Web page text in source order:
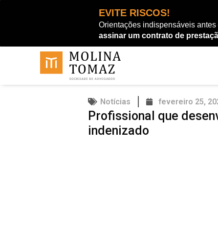
EVITE RISCOS!
Orientações indispensáveis antes
assinar um contrato de
conteúdo
Notícias fevereiro 25,
Profissional que
indenizado